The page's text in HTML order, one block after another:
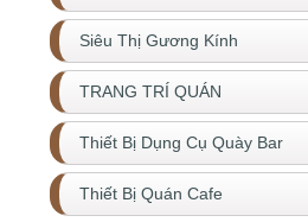
Siêu Thị Gương Kính
TRANG TRÍ QUÁN
Thiết Bị Dụng Cụ Quày Bar
Thiết Bị Quán Cafe